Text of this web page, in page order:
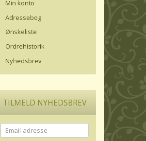
Min konto
Adressebog
Ønskeliste
Ordrehistorik
Nyhedsbrev
TILMELD NYHEDSBREV
Email-
adresse